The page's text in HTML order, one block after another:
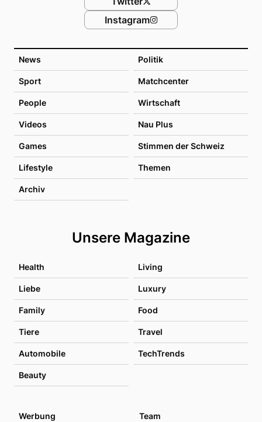
News Politik
Sport Matchcenter
People Wirtschaft
Videos Nau Plus
Games Stimmen der Schweiz
Lifestyle Themen
Archiv
Unsere Magazine
Health Living
Liebe Luxury
Family Food
Tiere Travel
Automobile TechTrends
Beauty
Instagram
Werbung Team